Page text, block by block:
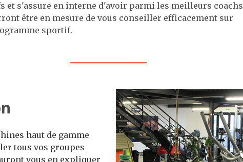
et s'assure en interne d'avoir parmi les meilleurs coachs
être en mesure de vous conseiller efficacement sur
sportif.
haut de gamme
tous vos groupes
vous en expliquer